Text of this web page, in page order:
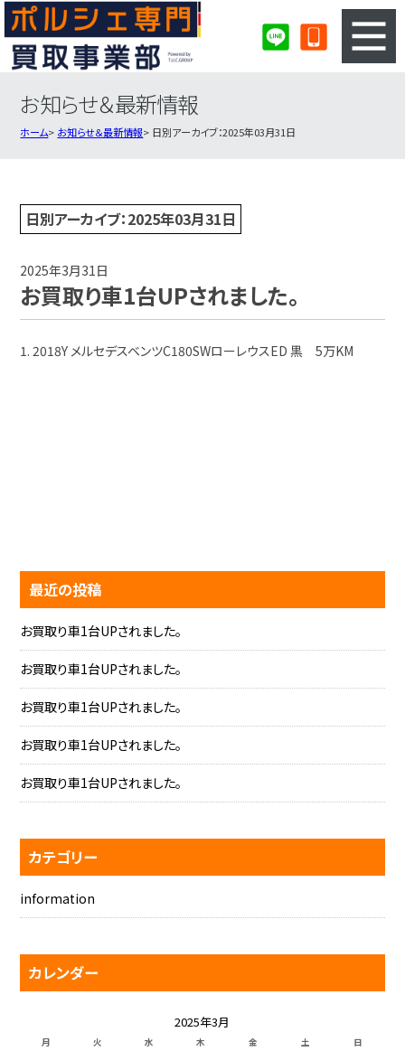
3ステップのカンタン査定
ポルシェ買取実績 会社概要・店舗紹介・MAP
お知らせ＆最新情報
ホーム お知らせ＆最新情報 日別アーカイブ：2025年03月31日
日別アーカイブ：2025年03月31日
2025年3月31日
お買取り車1台UPされました。
1. 2018Y メルセデスベンツC180SWローレウスED 黒 5万KM
最近の投稿
お買取り車1台UPされました。
お買取り車1台UPされました。
お買取り車1台UPされました。
お買取り車1台UPされました。
お買取り車1台UPされました。
カテゴリー
information
カレンダー
2025年3月
月 火 水 木 金 土 日